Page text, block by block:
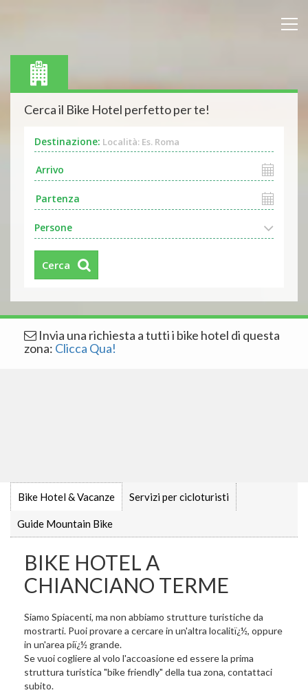
Cerca il Bike Hotel perfetto per te!
Destinazione: Località: Es. Roma
Persone
Cerca
Invia una richiesta a tutti i bike hotel di questa
zona: Clicca Qua!
Bike Hotel & Vacanze Servizi per cicloturisti
Guide Mountain Bike
BIKE HOTEL A
CHIANCIANO TERME
Siamo Spiacenti, ma non abbiamo strutture turistiche da
mostrarti. Puoi provare a cercare in un'altra localitï¿½, oppure
in un'area piï¿½ grande.
Se vuoi cogliere al volo l'accoasione ed essere la prima
struttura turistica "bike friendly" della tua zona, contattaci
subito.